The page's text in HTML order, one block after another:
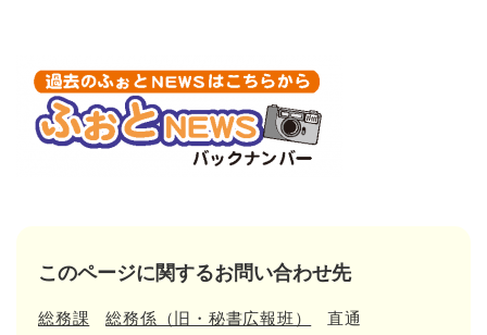
このページに関するお問い合わせ先
総務課 総務係（旧・秘書広報班） 直通